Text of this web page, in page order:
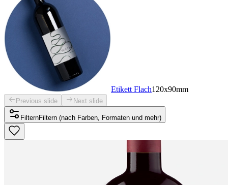
Etikett Flach120x90mm
Previous slide Next slide
FilternFiltern (nach Farben, Formaten und mehr)